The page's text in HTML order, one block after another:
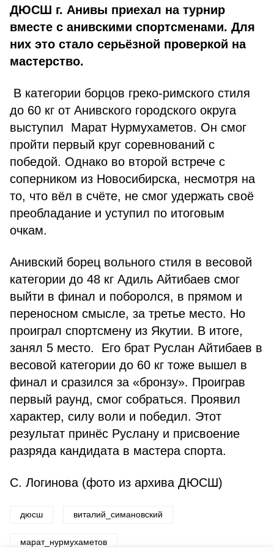
ДЮСШ г. Анивы приехал на турнир
вместе с анивскими спортсменами. Для
них это стало серьёзной проверкой на
мастерство.
В категории борцов греко-римского стиля
до 60 кг от Анивского городского округа
выступил Марат Нурмухаметов. Он смог
пройти первый круг соревнований с
победой. Однако во второй встрече с
соперником из Новосибирска, несмотря на
то, что вёл в счёте, не смог удержать своё
преобладание и уступил по итоговым
очкам.
Анивский борец вольного стиля в весовой
категории до 48 кг Адиль Айтибаев смог
выйти в финал и поборолся, в прямом и
переносном смысле, за третье место. Но
проиграл спортсмену из Якутии. В итоге,
занял 5 место. Его брат Руслан Айтибаев в
весовой категории до 60 кг тоже вышел в
финал и сразился за «бронзу». Проиграв
первый раунд, смог собраться. Проявил
характер, силу воли и победил. Этот
результат принёс Руслану и присвоение
разряда кандидата в мастера спорта.
С. Логинова (фото из архива ДЮСШ)
дюсш виталий_симановский
марат_нурмухаметов